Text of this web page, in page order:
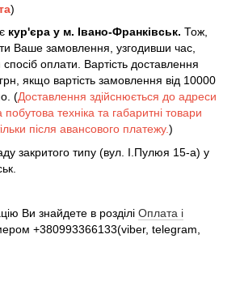
)
кур'єра у м. Івано-Франківськ. Тож,
Ваше замовлення, узгодивши час,
оплати. Вартість доставлення
якщо вартість замовлення від 10000
(Доставлення здійснюється до адреси
побутова техніка та габаритні товари
після авансового платежу.)
закритого типу (вул. І.Пулюя 15-а) у
Ви знайдете в розділі Оплата і
+380993366133(viber, telegram,